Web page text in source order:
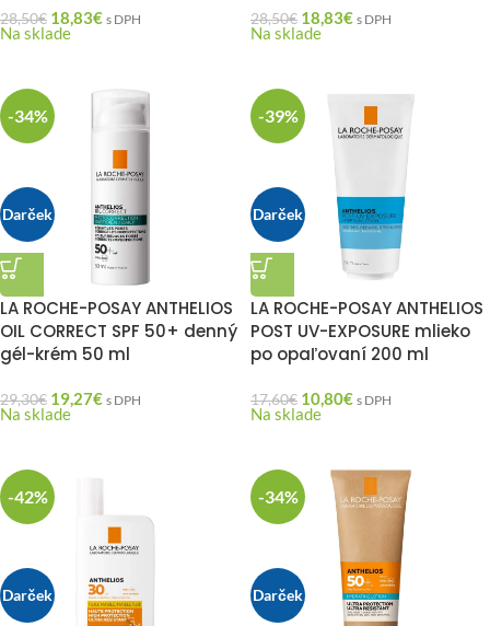
28,50€ 18,83€ s DPH
Na sklade
28,50€ 18,83€ s DPH
Na sklade
Darček
-34%
LA ROCHE-POSAY ANTHELIOS
OIL CORRECT SPF 50+ denný
gél-krém 50 ml
29,30€ 19,27€ s DPH
Na sklade
Darček
-39%
LA ROCHE-POSAY ANTHELIOS
POST UV-EXPOSURE mlieko
po opaľovaní 200 ml
17,60€ 10,80€ s DPH
Na sklade
Darček
-42%
Darček
-34%